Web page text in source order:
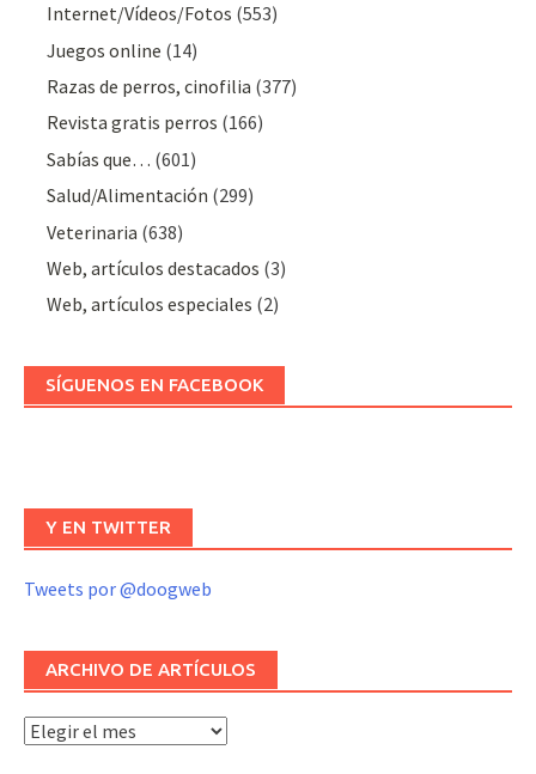
Internet/Vídeos/Fotos (553)
Juegos online (14)
Razas de perros, cinofilia (377)
Revista gratis perros (166)
Sabías que… (601)
Salud/Alimentación (299)
Veterinaria (638)
Web, artículos destacados (3)
Web, artículos especiales (2)
SÍGUENOS EN FACEBOOK
Y EN TWITTER
Tweets por @doogweb
ARCHIVO DE ARTÍCULOS
Archivo